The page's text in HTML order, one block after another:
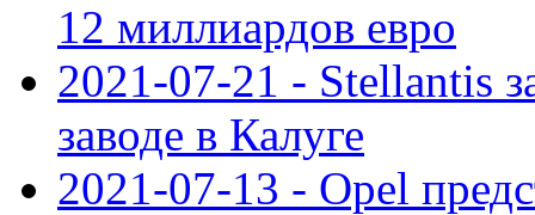
12 миллиардов евро
2021-07-21 - Stellantis
заводе в Калуге
2021-07-13 - Opel